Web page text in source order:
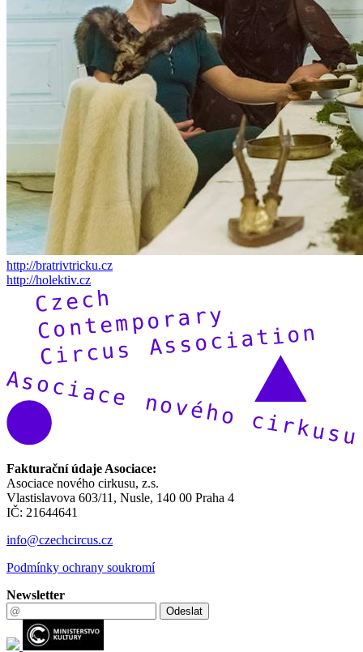
http://bratrivtricku.cz
http://holektiv.cz
Fakturační údaje Asociace:
Asociace nového cirkusu, z.s.
Vlastislavova 603/11, Nusle, 140 00 Praha 4
IČ: 21644641
info@czechcircus.cz
Podmínky ochrany soukromí
Newsletter
Odeslat